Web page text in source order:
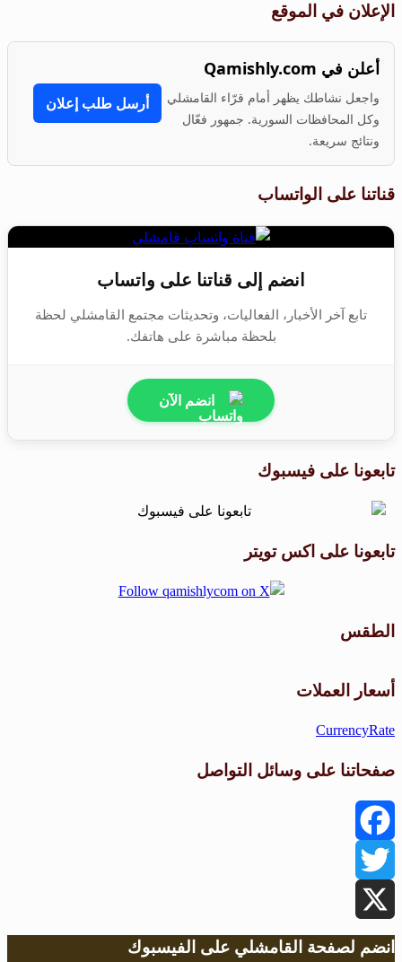
الإعلان في الموقع
أعلن في Qamishly.com
واجعل نشاطك يظهر أمام قرّاء القامشلي
وكل المحافظات السورية. جمهور فعّال
ونتائج سريعة.
أرسل طلب إعلان
قناتنا على الواتساب
انضم إلى قناتنا على واتساب
تابع آخر الأخبار، الفعاليات، وتحديثات مجتمع القامشلي لحظة
بلحظة مباشرة على هاتفك.
انضم الآن
تابعونا على فيسبوك
تابعونا على اكس تويتر
الطقس
أسعار العملات
CurrencyRate
صفحاتنا على وسائل التواصل
Facebook
Twitter
X
انضم لصفحة القامشلي على الفيسبوك